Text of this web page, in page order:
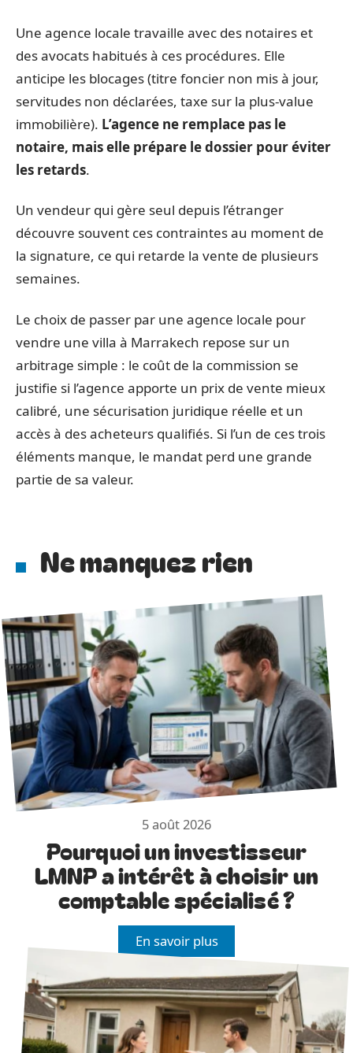
Une agence locale travaille avec des notaires et
des avocats habitués à ces procédures. Elle
anticipe les blocages (titre foncier non mis à jour,
servitudes non déclarées, taxe sur la plus-value
immobilière). L’agence ne remplace pas le
notaire, mais elle prépare le dossier pour éviter
les retards.
Un vendeur qui gère seul depuis l’étranger
découvre souvent ces contraintes au moment de
la signature, ce qui retarde la vente de plusieurs
semaines.
Le choix de passer par une agence locale pour
vendre une villa à Marrakech repose sur un
arbitrage simple : le coût de la commission se
justifie si l’agence apporte un prix de vente mieux
calibré, une sécurisation juridique réelle et un
accès à des acheteurs qualifiés. Si l’un de ces trois
éléments manque, le mandat perd une grande
partie de sa valeur.
Ne manquez rien
5 août 2026
Pourquoi un investisseur
LMNP a intérêt à choisir un
comptable spécialisé ?
En savoir plus